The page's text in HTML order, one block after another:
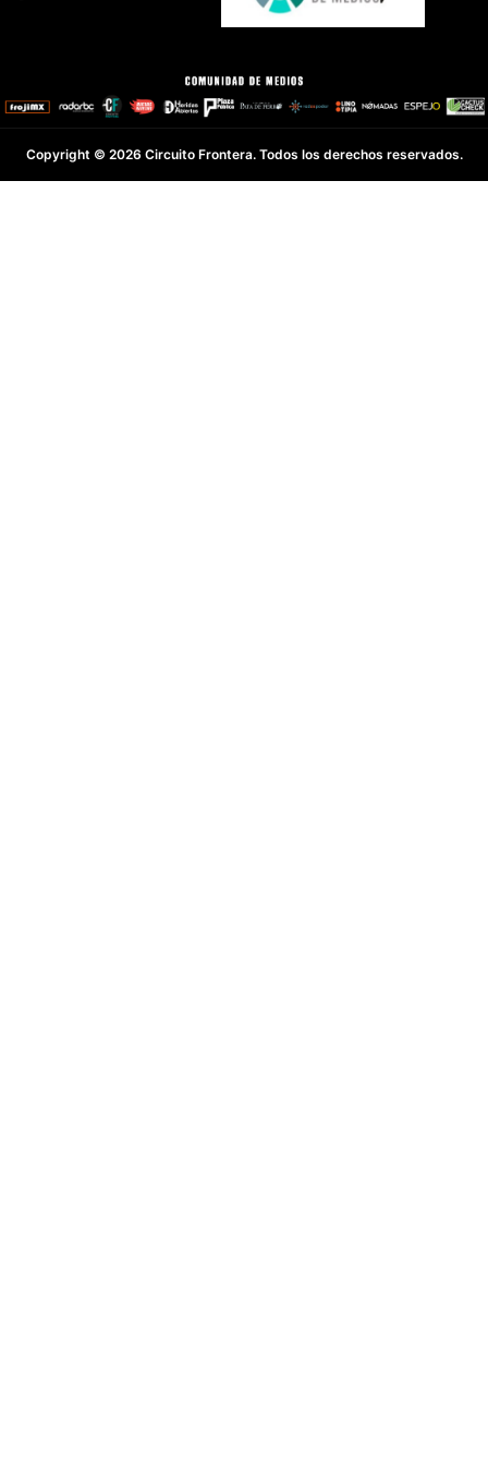
Copyright © 2026 Circuito Frontera. Todos los derechos reservados.